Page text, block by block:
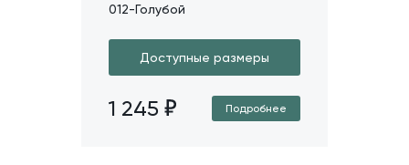
012-Голубой
Доступные размеры
1 245 Подробнее